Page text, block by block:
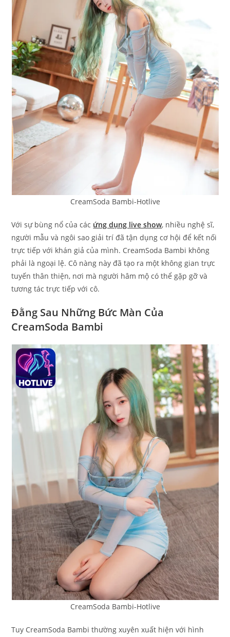
CreamSoda Bambi-Hotlive
Với sự bùng nổ của các ứng dụng live show, nhiều nghệ sĩ,
người mẫu và ngôi sao giải trí đã tận dụng cơ hội để kết nối
trực tiếp với khán giả của mình. CreamSoda Bambi không
phải là ngoại lệ. Cô nàng này đã tạo ra một không gian trực
tuyến thân thiện, nơi mà người hâm mộ có thể gặp gỡ và
tương tác trực tiếp với cô.
Đằng Sau Những Bức Màn Của
CreamSoda Bambi
CreamSoda Bambi-Hotlive
Tuy CreamSoda Bambi thường xuyên xuất hiện với hình